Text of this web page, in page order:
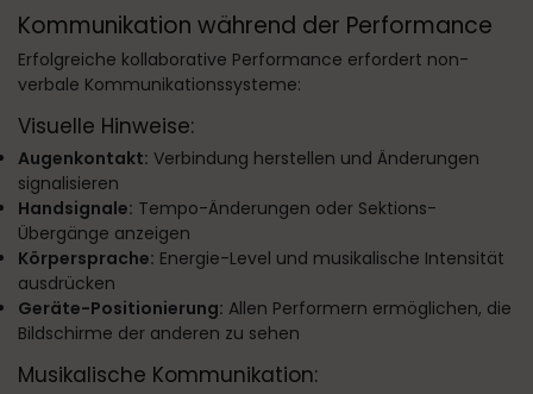
Kommunikation während der Performance
Erfolgreiche kollaborative Performance erfordert non-
verbale Kommunikationssysteme:
Visuelle Hinweise:
Augenkontakt: Verbindung herstellen und Änderungen
signalisieren
Handsignale: Tempo-Änderungen oder Sektions-
Übergänge anzeigen
Körpersprache: Energie-Level und musikalische Intensität
ausdrücken
Geräte-Positionierung: Allen Performern ermöglichen, die
Bildschirme der anderen zu sehen
Musikalische Kommunikation: